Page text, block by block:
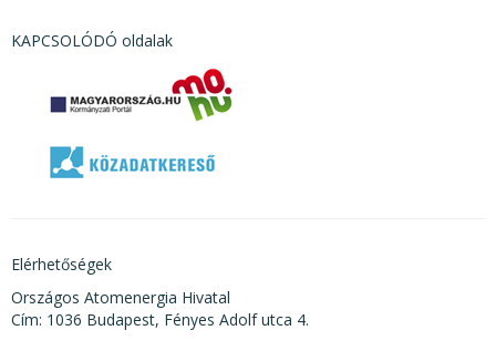
KAPCSOLÓDÓ oldalak
Elérhetőségek
Országos Atomenergia Hivatal
Cím: 1036 Budapest, Fényes Adolf utca 4.